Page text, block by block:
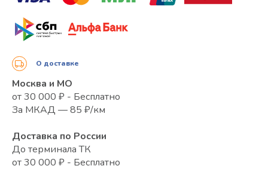
О доставке
Москва и МО
от 30 000 ₽ - Бесплатно
За МКАД — 85 ₽/км
Доставка по России
До терминала ТК
от 30 000 ₽ - Бесплатно